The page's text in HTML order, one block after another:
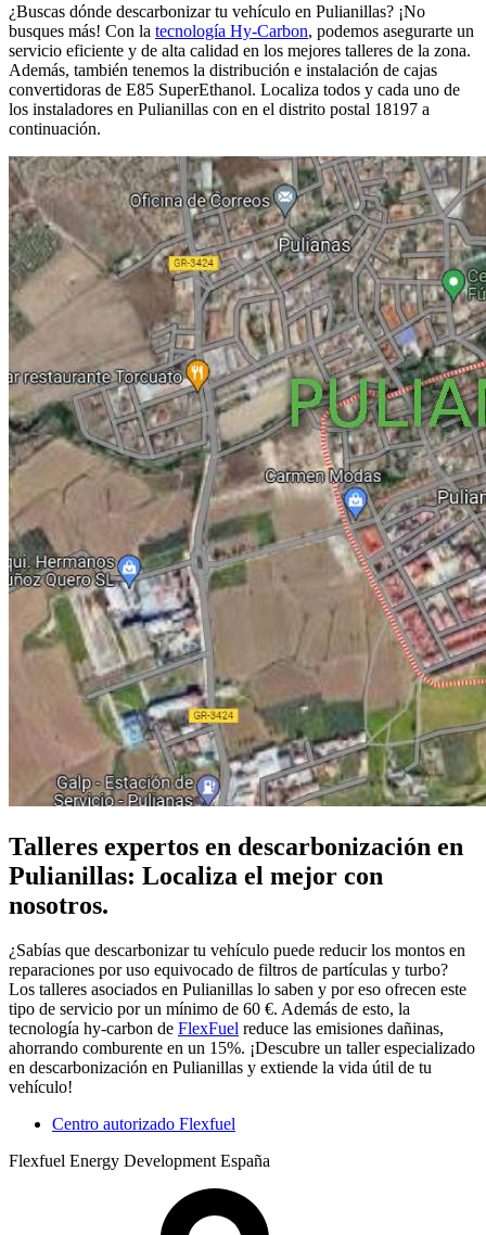
¿Buscas dónde descarbonizar tu vehículo en Pulianillas? ¡No
busques más! Con la tecnología Hy-Carbon, podemos asegurarte un
servicio eficiente y de alta calidad en los mejores talleres de la zona.
Además, también tenemos la distribución e instalación de cajas
convertidoras de E85 SuperEthanol. Localiza todos y cada uno de
los instaladores en Pulianillas con en el distrito postal 18197 a
continuación.
Talleres expertos en descarbonización en
Pulianillas: Localiza el mejor con
nosotros.
¿Sabías que descarbonizar tu vehículo puede reducir los montos en
reparaciones por uso equivocado de filtros de partículas y turbo?
Los talleres asociados en Pulianillas lo saben y por eso ofrecen este
tipo de servicio por un mínimo de 60 €. Además de esto, la
tecnología hy-carbon de FlexFuel reduce las emisiones dañinas,
ahorrando comburente en un 15%. ¡Descubre un taller especializado
en descarbonización en Pulianillas y extiende la vida útil de tu
vehículo!
Centro autorizado Flexfuel
Flexfuel Energy Development España